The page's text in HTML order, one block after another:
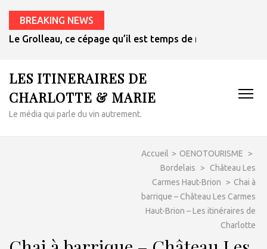
BREAKING NEWS
Le Grolleau, ce cépage qu’il est temps de redécouvrir
LES ITINERAIRES DE
CHARLOTTE & MARIE
Le média qui parle du vin autrement.
Accueil > OENOTOURISME
>
Bordelais
> Château Les
Carmes Haut-Brion
> Chai à
barrique – Château Les Carmes
Haut-Brion – Les itinéraires de
Charlotte